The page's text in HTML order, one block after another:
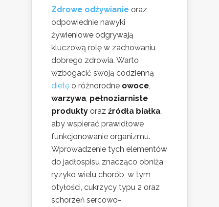
Zdrowe odżywianie oraz
odpowiednie nawyki
żywieniowe odgrywają
kluczową rolę w zachowaniu
dobrego zdrowia. Warto
wzbogacić swoją codzienną
dietę o różnorodne owoce
warzywa pełnoziarniste
produkty oraz źródła białka
aby wspierać prawidłowe
funkcjonowanie organizmu.
Wprowadzenie tych elementów
do jadłospisu znacząco obniża
ryzyko wielu chorób, w tym
otyłości, cukrzycy typu 2 oraz
schorzeń sercowo-